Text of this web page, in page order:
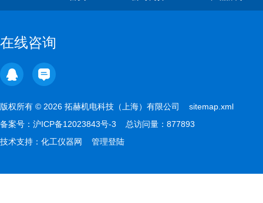
在线咨询
版权所有 © 2026 拓赫机电科技（上海）有限公司 sitemap.xml
备案号： 沪ICP备12023843号-3 总访问量：877893
技术支持： 化工仪器网 管理登陆